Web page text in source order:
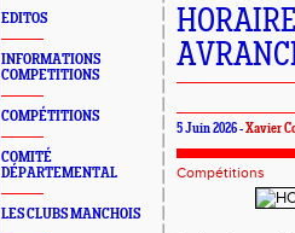
EDITOS
INFORMATIONS
COMPETITIONS
COMPÉTITIONS
COMITÉ
DÉPARTEMENTAL
LES CLUBS MANCHOIS
5 Juin 2026 -Xavier
Compétitions